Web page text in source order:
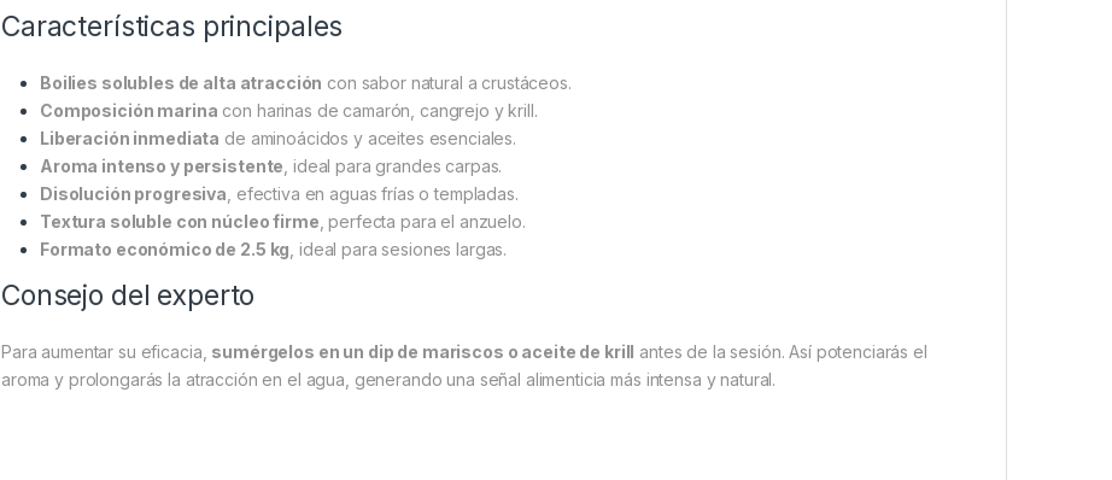
Características principales
Boilies solubles de alta atracción con sabor natural a crustáceos.
Composición marina con harinas de camarón, cangrejo y krill.
Liberación inmediata de aminoácidos y aceites esenciales.
Aroma intenso y persistente , ideal para grandes carpas.
Disolución progresiva , efectiva en aguas frías o templadas.
Textura soluble con núcleo firme , perfecta para el anzuelo.
Formato económico de 2.5 kg , ideal para sesiones largas.
Consejo del experto
Para aumentar su eficacia, sumérgelos en un dip de mariscos o aceite de krill antes de la sesión. Así potenciarás el
aroma y prolongarás la atracción en el agua, generando una señal alimenticia más intensa y natural.